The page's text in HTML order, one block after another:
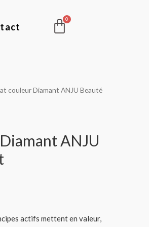
Panier
couleur Diamant ANJU Beauté
ANJU
actifs mettent en valeur,